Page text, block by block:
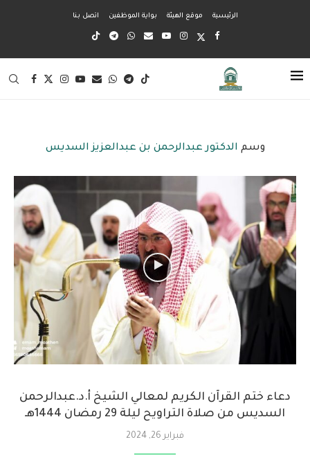
الرئيسية موقع الهيئة بواية الموظفين اتصل بنا
وسم الدكتور عبدالرحمن بن عبدالعزيز السديس
دعاء ختم القرآن الكريم لمعالي الشيخ أ.د.عبدالرحمن
السديس من صلاة التراويح ليلة 29 ‎رمضان 1444هـ
فبراير 26, 2024